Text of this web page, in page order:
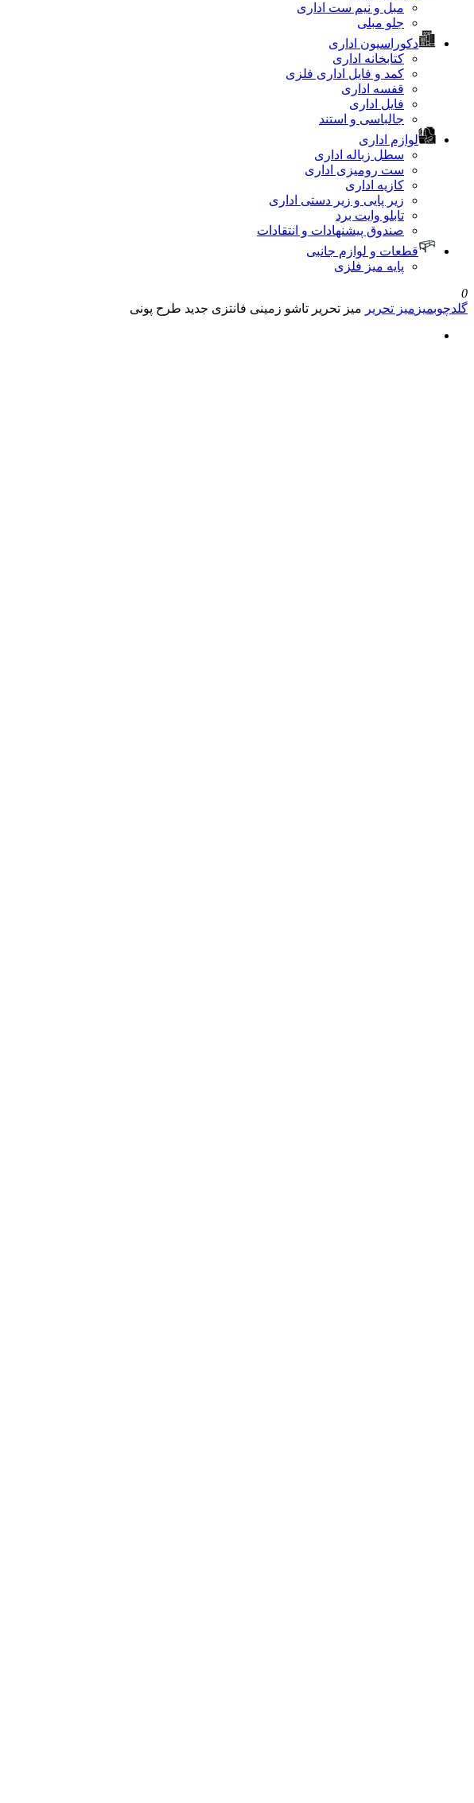
مبل و نیم ست اداری
جلو مبلی
دکوراسیون اداری
کتابخانه اداری
کمد و فایل اداری فلزی
قفسه اداری
فایل اداری
جالباسی و استند
لوازم اداری
سطل زباله اداری
ست رومیزی اداری
کازیه اداری
زیر پایی و زیر دستی اداری
تابلو وایت برد
صندوق پیشنهادات و انتقادات
قطعات و لوازم جانبی
پایه میز فلزی
0
گلدچوبمیز میز تحریر میز تحریر تاشو زمینی فانتزی جدید طرح پونی